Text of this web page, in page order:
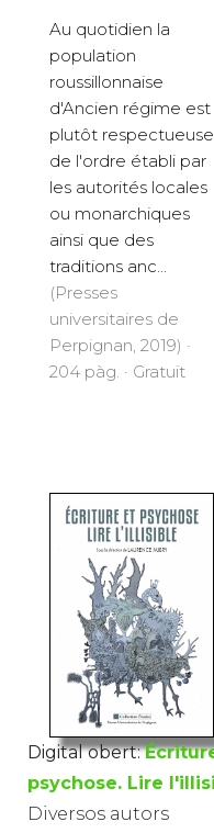
Au quotidien la
population
roussillonnaise
d'Ancien régime est
plutôt respectueuse
de l'ordre établi par
les autorités locales
ou monarchiques
ainsi que des
traditions anc...
(Presses
universitaires de
Perpignan, 2019) ·
204 pàg. · Gratuït
Digital obert:
psychose. Lire
Diversos autors